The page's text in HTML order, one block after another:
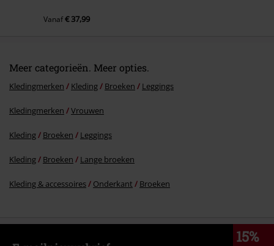
Vanaf€ 37,99
Meer categorieën. Meer opties.
Kledingmerken Kleding Broeken Leggings
Kledingmerken Vrouwen
Kleding Broeken Leggings
Kleding Broeken Lange broeken
Kleding & accessoires Onderkant Broeken
15%